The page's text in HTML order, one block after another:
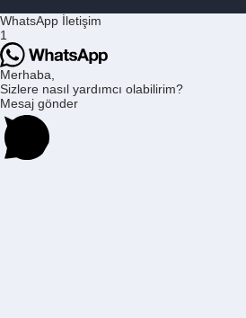
WhatsApp İletişim
1
Merhaba,
Sizlere nasıl yardımcı olabilirim?
Mesaj gönder